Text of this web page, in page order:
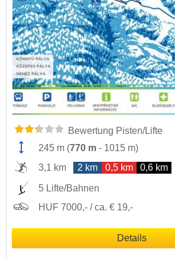
Bewertung Pisten/Lifte
245 m (770 m - 1015 m)
3,1 km
2 km 0,5 km 0,6 km
5 Lifte/Bahnen
HUF 7000,- / ca. € 19,-
Details